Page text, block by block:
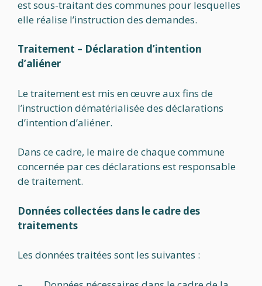
est sous-traitant des communes pour lesquelles
elle réalise l’instruction des demandes.
Traitement – Déclaration d’intention
d’aliéner
Le traitement est mis en œuvre aux fins de
l’instruction dématérialisée des déclarations
d’intention d’aliéner.
Dans ce cadre, le maire de chaque commune
concernée par ces déclarations est responsable
de traitement.
Données collectées dans le cadre des
traitements
Les données traitées sont les suivantes :